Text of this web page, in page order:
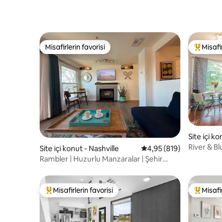
Misafirlerin favorisi
Misafirlerin favorisi
Site içi konut - Nashville 5 üzerinden ortalama
4,95 (819)
Rambler | Huzurlu Manzaralar | Şehir
Site içi
River &
Misafirlerin favorilerinden en beğenilenler arasında
Misafirlerin favorisi